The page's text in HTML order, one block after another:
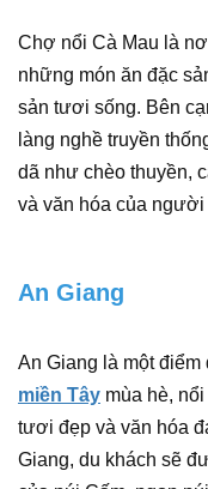
Chợ nổi Cà Mau là
những món ăn đặc
sản tươi sống. Bên
làng nghề truyền
dã như chèo thuyền,
và văn hóa của
An Giang
An Giang là một điểm
miền Tây mùa hè,
tươi đẹp và văn hóa
Giang, du khách sẽ